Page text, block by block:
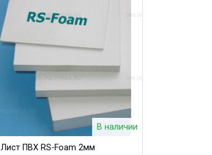
В наличии
Лист ПВХ RS-Foam 2мм